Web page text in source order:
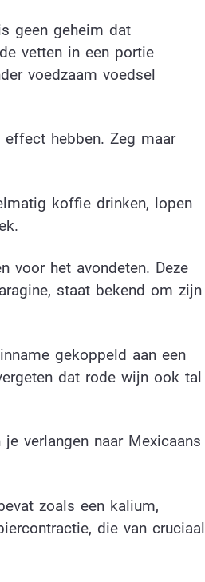
geen geheim dat
vetten in een portie
voedzaam voedsel
hebben. Zeg maar
koffie drinken, lopen
voor het avondeten. Deze
staat bekend om zijn
gekoppeld aan een
dat rode wijn ook tal
verlangen naar Mexicaans
zoals een kalium,
die van cruciaal